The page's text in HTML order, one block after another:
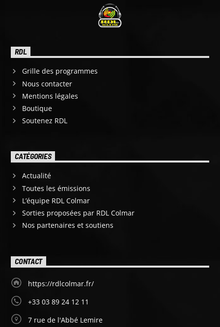
RDL
Grille des programmes
Nous contacter
Mentions légales
Boutique
Soutenez RDL
CATÉGORIES
Actualité
Toutes les émissions
L’équipe RDL Colmar
Sorties proposées par RDL Colmar
Nos partenaires et soutiens
CONTACT
https://rdlcolmar.fr/
+33 03 89 24 12 11
7 rue de l'Abbé Lemire